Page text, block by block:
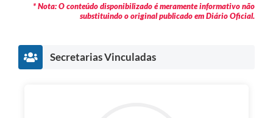
* Nota: O conteúdo disponibilizado é meramente informativo não
substituindo o original publicado em Diário Oficial.
Secretarias Vinculadas